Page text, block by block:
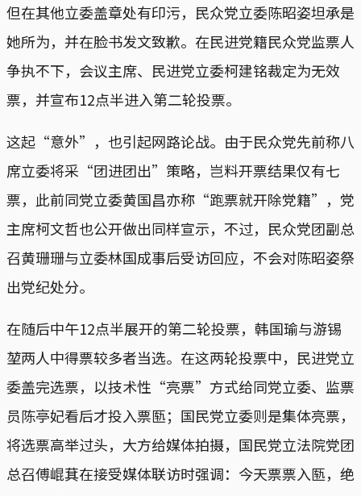
但在其他立委盖章处有印污，民众党立委陈昭姿坦承是
她所为，并在脸书发文致歉。在民进党籍民众党监票人
争执不下，会议主席、民进党立委柯建铭裁定为无效
票，并宣布12点半进入第二轮投票。
这起“意外”，也引起网路论战。由于民众党先前称八
席立委将采“团进团出”策略，岂料开票结果仅有七
票，此前同党立委黄国昌亦称“跑票就开除党籍”，党
主席柯文哲也公开做出同样宣示，不过，民众党团副总
召黄珊珊与立委林国成事后受访回应，不会对陈昭姿祭
出党纪处分。
在随后中午12点半展开的第二轮投票，韩国瑜与游锡
堃两人中得票较多者当选。在这两轮投票中，民进党立
委盖完选票，以技术性“亮票”方式给同党立委、监票
员陈亭妃看后才投入票匦；国民党立委则是集体亮票，
将选票高举过头，大方给媒体拍摄，国民党立法院党团
总召傅崐萁在接受媒体联访时强调：今天票票入匦，绝